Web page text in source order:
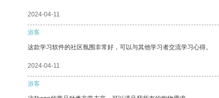
2024-04-11
游客
这款学习软件的社区氛围非常好，可以与其他学习者交流学习心得。
2024-04-11
游客